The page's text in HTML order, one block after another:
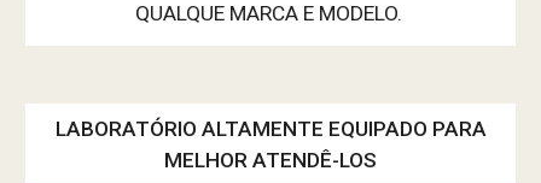
QUALQUE MARCA E MODELO.
LABORATÓRIO ALTAMENTE EQUIPADO PARA
MELHOR ATENDÊ-LOS